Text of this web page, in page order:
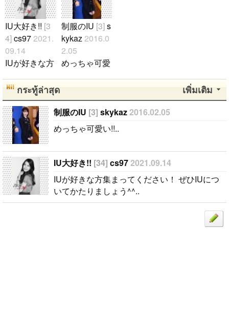
IU大好き!! [3
4]cs97 2021.
09.14
IUが好きな方
さい！ ぜひI
Uについてか
たりましょう
^^..
制服のIU [3]s
kykaz 2016.0
2.05
めっちゃ可愛
เพิ่มเติม
กระทู้ล่าสุด
制服のIU [3] skykaz2016.02.05
めっちゃ可愛い!!..
IU大好き!! [34] cs972021.09.14
IUが好きな方集まってください！ ぜひIUにつ
いてかたりましょう^^..